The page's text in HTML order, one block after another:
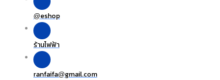
@eshop
ร้านไฟฟ้า
ranfaifa@gmail.com